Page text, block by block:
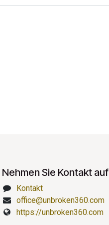
Nehmen Sie Kontakt auf
Kontakt
office@unbroken360.com
https://unbroken360.com